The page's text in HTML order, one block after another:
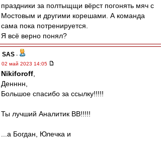
праздники за полтыщщи вёрст погонять мяч с
Мостовым и другими корешами. А команда
сама пока потренируется.
Я всё верно понял?
SAS -
02 май 2023 14:05
Nikiforoff
Денннн,
Большое спасибо за ссылку!!!!!
Ты лучший Аналитик ВВ!!!!!
...а Богдан, Юлечка и